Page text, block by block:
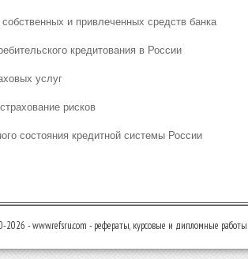
и привлеченных средств банка
кредитования в России
услуг
рисков
состояния кредитной системы России
- www.refsru.com - рефераты, курсовые и дипломные работы